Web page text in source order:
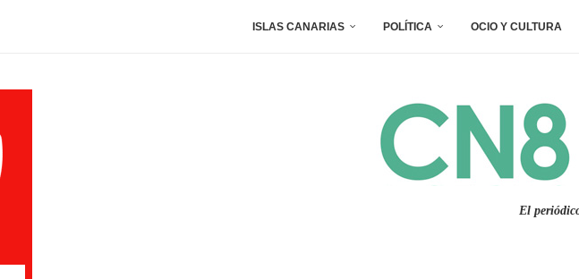
ISLAS CANARIAS POLÍTICA OCIO Y CULTURA
El